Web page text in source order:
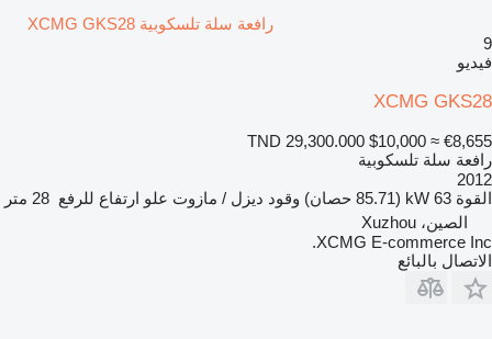
رافعة سلة تلسكوبية XCMG GKS28
9
فيديو
XCMG GKS28
TND 29,300.000 $10,000 ≈ €8,655
رافعة سلة تلسكوبية
2012
القوة 63 kW (85.71 حصان) وقود ديزل / مازوت علو ارتفاع للرفع 28 متر
الصين، Xuzhou
XCMG E-commerce Inc.
الاتصال بالبائع